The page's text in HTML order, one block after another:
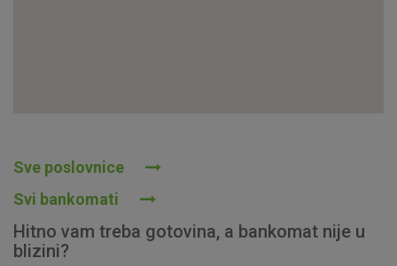
Sve poslovnice
Svi bankomati
Hitno vam treba gotovina, a bankomat nije u
blizini?
Ovi kolačići nužni su za funkcioniranje internetske stranice i